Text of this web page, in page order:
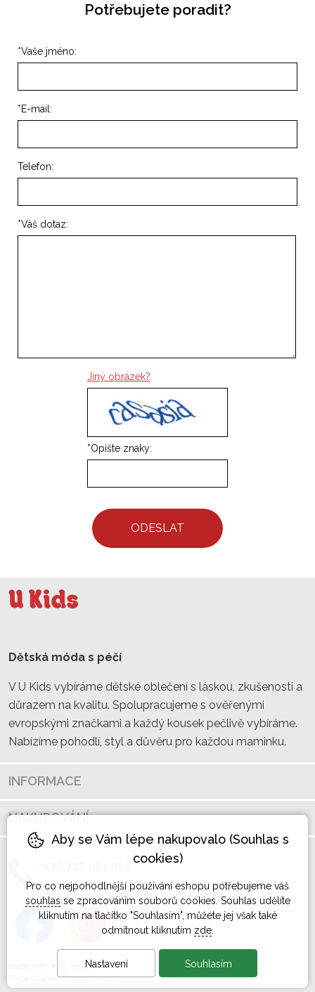
Potřebujete poradit?
Vaše jméno:
*
E-mail:
*
Telefon:
Váš dotaz:
*
Jiný obrázek?
Opište znaky:
*
ODESLAT
Dětská móda s péčí
V U Kids vybíráme dětské oblečení s láskou, zkušeností a
důrazem na kvalitu. Spolupracujeme s ověřenými
evropskými značkami a každý kousek pečlivě vybíráme.
Nabízíme pohodlí, styl a důvěru pro každou maminku.
INFORMACE
NAKUPOVÁNÍ
ineShop
Mapa stránek,Klasická verze
Aby se Vám lépe nakupovalo (Souhlas s
cookies)
Pro co nejpohodlnější používání eshopu potřebujeme váš
souhlas se zpracováním souborů cookies. Souhlas udělíte
kliknutím na tlačítko "Souhlasím", můžete jej však také
odmítnout kliknutím zde
Nastavení Souhlasím